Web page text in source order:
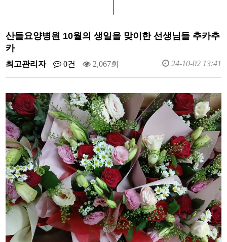
산들요양병원 10월의 생일을 맞이한 선생님들 추카추
카
최고관리자 0건 2,067회 24-10-02 13:41